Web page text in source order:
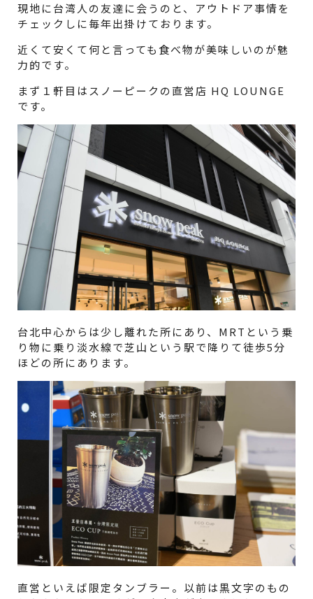
現地に台湾人の友達に会うのと、アウトドア事情を
チェックしに毎年出掛けております。
近くて安くて何と言っても食べ物が美味しいのが魅
力的です。
まず１軒目はスノーピークの直営店 HQ LOUNGE
です。
台北中心からは少し離れた所にあり、MRTという乗
り物に乗り淡水線で芝山という駅で降りて徒歩5分
ほどの所にあります。
直営といえば限定タンブラー。以前は黒文字のもの